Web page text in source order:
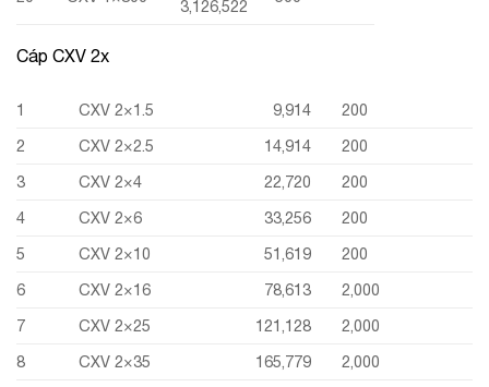
3,126,522
Cáp CXV 2x
1 CXV 2×1.5 9,914
200
2
CXV 2×2.5 14,914
200
3
CXV 2×4 22,720
200
4
CXV 2×6 33,256
200
5
CXV 2×10 51,619
200
6
CXV 2×16 78,613
2,000
7
CXV 2×25 121,128
2,000
8
CXV 2×35 165,779
2,000